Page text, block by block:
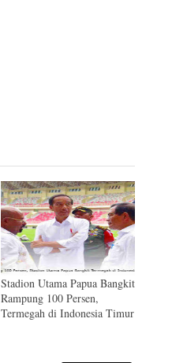
Stadion Utama Papua Bangkit
Rampung 100 Persen,
Termegah di Indonesia Timur